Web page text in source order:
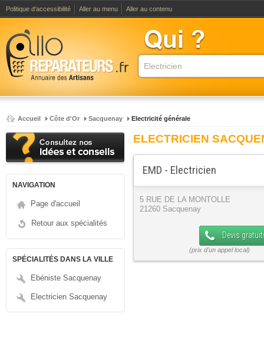
Politique d'accessibilité Aller au menu Aller au contenu
Accueil Côte d'Or Sacquenay Electricité générale
NAVIGATION
Page d'accueil
Retour aux spécialités
SPÉCIALITÉS DANS LA VILLE
Ebéniste Sacquenay
Electricien Sacquenay
ELECTRICIEN
EMD - Electricien
5 RUE DE LA MONTOLLE
21260 Sacquenay
Devis